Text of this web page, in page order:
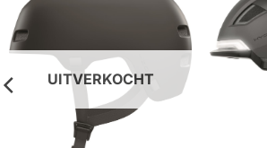
UITVERKOCHT